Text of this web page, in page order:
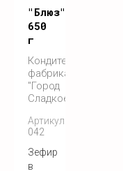
"Блюз"
650
г
Кондитерская
фабрика
"Город
Сладкоежек"
Артикул:
042
Зефир
в